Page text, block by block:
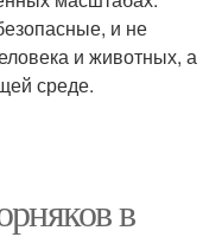
и не
и животных, а
среде.
в